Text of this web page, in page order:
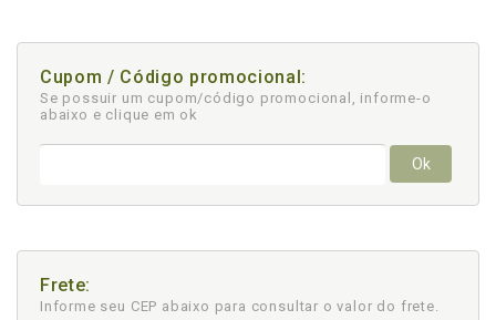
Cupom / Código promocional:
Se possuir um cupom/código promocional, informe-o
abaixo e clique em ok
Ok
Frete:
Informe seu CEP abaixo para consultar o valor do frete.